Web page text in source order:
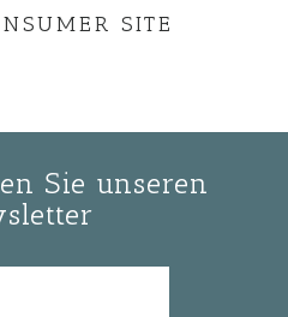
SITE
Sie unseren